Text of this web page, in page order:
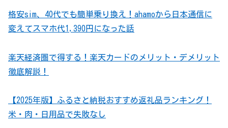
格安sim、40代でも簡単乗り換え！ahamoから日本通信に
変えてスマホ代1,390円になった話
楽天経済圏で得する！楽天カードのメリット・デメリット
徹底解説！
【2025年版】ふるさと納税おすすめ返礼品ランキング！
米・肉・日用品で失敗なし